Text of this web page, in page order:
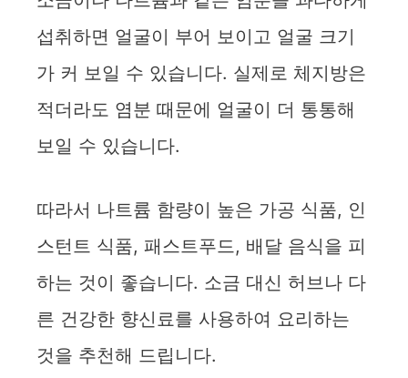
d
e
섭취하면 얼굴이 부어 보이고 얼굴 크기
가 커 보일 수 있습니다. 실제로 체지방은
적더라도 염분 때문에 얼굴이 더 통통해
보일 수 있습니다.
따라서 나트륨 함량이 높은 가공 식품, 인
스턴트 식품, 패스트푸드, 배달 음식을 피
하는 것이 좋습니다. 소금 대신 허브나 다
른 건강한 향신료를 사용하여 요리하는
것을 추천해 드립니다.